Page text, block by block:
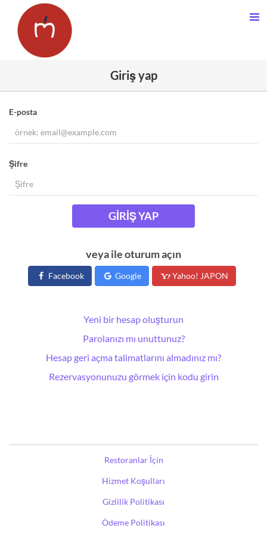
Giriş yap
E-posta
Şifre
GIRIŞ YAP
veya ile oturum açın
Facebook Google Yahoo! JAPON
Yeni bir hesap oluşturun
Parolanızı mı unuttunuz?
Hesap geri açma talimatlarını almadınız mı?
Rezervasyonunuzu görmek için kodu girin
Restoranlar İçin
Hizmet Koşulları
Gizlilik Politikası
Ödeme Politikası